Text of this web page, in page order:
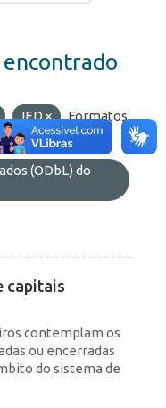
IED
Formatos:
(ODbL) do
capitais
contemplam os
ou encerradas
do sistema de